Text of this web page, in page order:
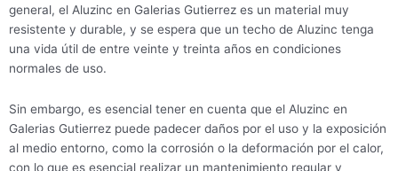
general, el Aluzinc en Galerias Gutierrez es un material muy
resistente y durable, y se espera que un techo de Aluzinc tenga
una vida útil de entre veinte y treinta años en condiciones
normales de uso.
Sin embargo, es esencial tener en cuenta que el Aluzinc en
Galerias Gutierrez puede padecer daños por el uso y la exposición
al medio entorno, como la corrosión o la deformación por el calor,
con lo que es esencial realizar un mantenimiento regular y